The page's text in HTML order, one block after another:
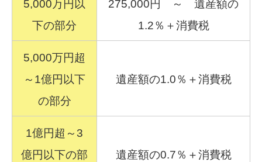
5,000万円以
下の部分
275,000円 ～ 遺産額の
1.2％＋消費税
5,000万円超
～1億円以下
の部分
遺産額の1.0％＋消費税
1億円超～3
億円以下の部
遺産額の0.7％＋消費税